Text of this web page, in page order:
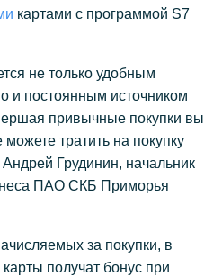
картами c программой S7
не только удобным
и постоянным источником
привычные покупки вы
тратить на покупку
Грудинин, начальник
ПАО СКБ Приморья
за покупки, в
получат бонус при